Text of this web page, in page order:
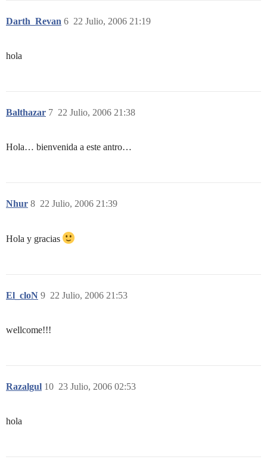
Darth_Revan 22 Julio, 2006 21:19
6
hola
Balthazar 22 Julio, 2006 21:38
7
Hola… bienvenida a este antro…
Nhur 22 Julio, 2006 21:39
8
Hola y gracias
El_cloN 22 Julio, 2006 21:53
9
wellcome!!!
Razalgul 23 Julio, 2006 02:53
10
hola